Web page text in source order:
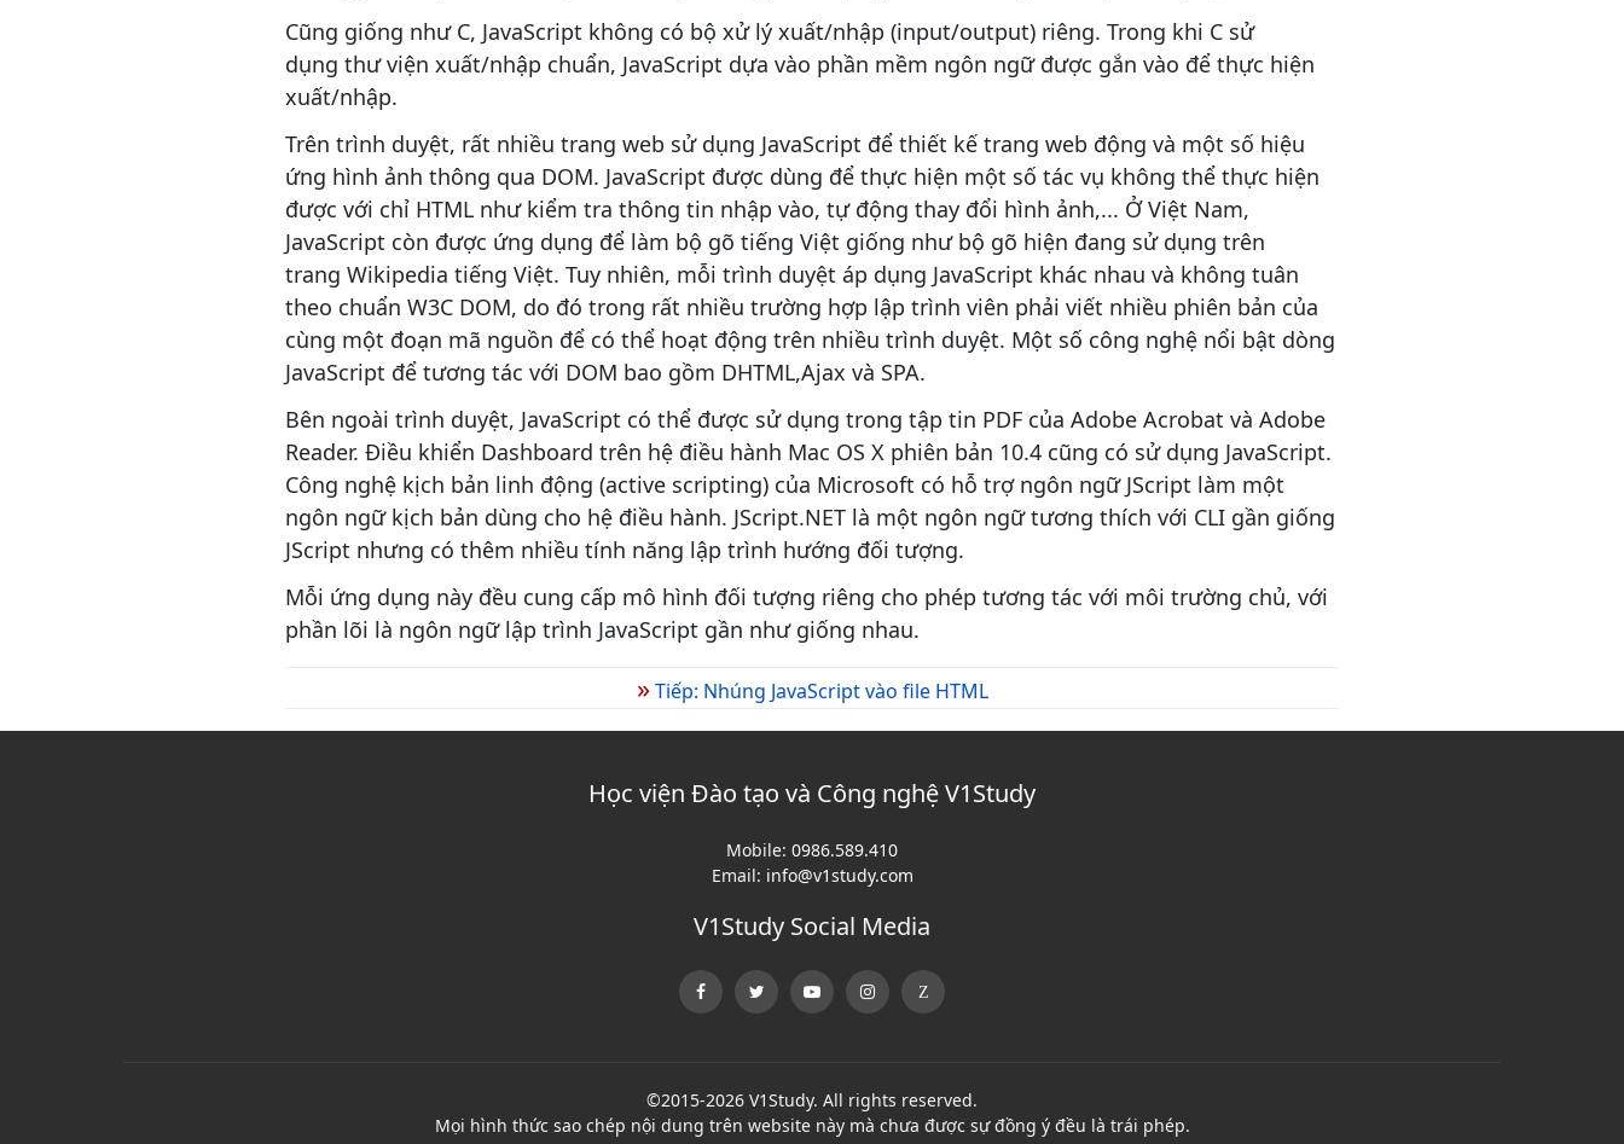
Biểu thức chính quy (Regular
Cũng giống như C, JavaScript không có bộ xử lý xuất/nhập (input/output) riêng. Trong khi C sử
dụng thư viện xuất/nhập chuẩn, JavaScript dựa vào phần mềm ngôn ngữ được gắn vào để thực hiện
xuất/nhập.
Trên trình duyệt, rất nhiều trang web sử dụng JavaScript để thiết kế trang web động và một số hiệu
ứng hình ảnh thông qua DOM. JavaScript được dùng để thực hiện một số tác vụ không thể thực hiện
được với chỉ HTML như kiểm tra thông tin nhập vào, tự động thay đổi hình ảnh,... Ở Việt Nam,
JavaScript còn được ứng dụng để làm bộ gõ tiếng Việt giống như bộ gõ hiện đang sử dụng trên
trang Wikipedia tiếng Việt. Tuy nhiên, mỗi trình duyệt áp dụng JavaScript khác nhau và không tuân
theo chuẩn W3C DOM, do đó trong rất nhiều trường hợp lập trình viên phải viết nhiều phiên bản của
cùng một đoạn mã nguồn để có thể hoạt động trên nhiều trình duyệt. Một số công nghệ nổi bật dòng
JavaScript để tương tác với DOM bao gồm DHTML,Ajax và SPA.
Bên ngoài trình duyệt, JavaScript có thể được sử dụng trong tập tin PDF của Adobe Acrobat và Adobe
Reader. Điều khiển Dashboard trên hệ điều hành Mac OS X phiên bản 10.4 cũng có sử dụng JavaScript.
Công nghệ kịch bản linh động (active scripting) của Microsoft có hỗ trợ ngôn ngữ JScript làm một
ngôn ngữ kịch bản dùng cho hệ điều hành. JScript.NET là một ngôn ngữ tương thích với CLI gần giống
JScript nhưng có thêm nhiều tính năng lập trình hướng đối tượng.
Mỗi ứng dụng này đều cung cấp mô hình đối tượng riêng cho phép tương tác với môi trường chủ, với
phần lõi là ngôn ngữ lập trình JavaScript gần như giống nhau.
»Tiếp: Nhúng JavaScript vào file HTML
Học viện Đào tạo và Công nghệ V1Study
Mobile: 0986.589.410
Email: info@v1study.com
V1Study Social Media
©2015-2026 V1Study. All rights reserved.
Mọi hình thức sao chép nội dung trên website này mà chưa được sự đồng ý đều là trái phép.